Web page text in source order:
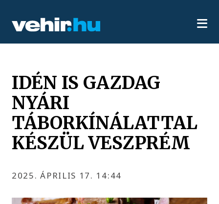
IDÉN IS GAZDAG
NYÁRI
TÁBORKÍNÁLATTAL
KÉSZÜL VESZPRÉM
2025. ÁPRILIS 17. 14:44